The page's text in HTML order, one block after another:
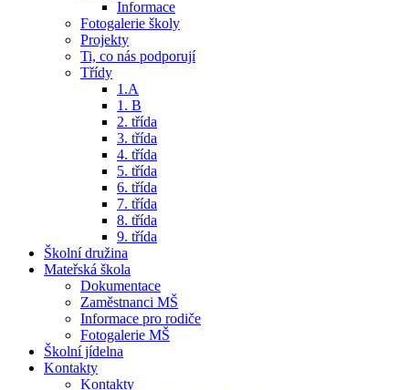
Informace
Fotogalerie školy
Projekty
Ti, co nás podporují
Třídy
1.A
1. B
2. třída
3. třída
4. třída
5. třída
6. třída
7. třída
8. třída
9. třída
Školní družina
Mateřská škola
Dokumentace
Zaměstnanci MŠ
Informace pro rodiče
Fotogalerie MŠ
Školní jídelna
Kontakty
Kontakty